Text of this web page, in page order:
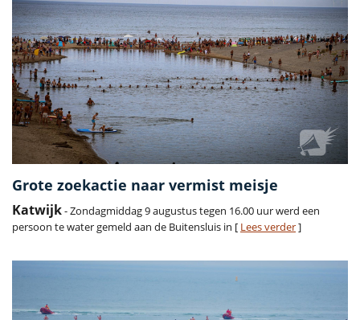
Grote zoekactie naar vermist meisje
Katwijk- Zondagmiddag 9 augustus tegen 16.00 uur werd een
persoon te water gemeld aan de Buitensluis in [ Lees verder]